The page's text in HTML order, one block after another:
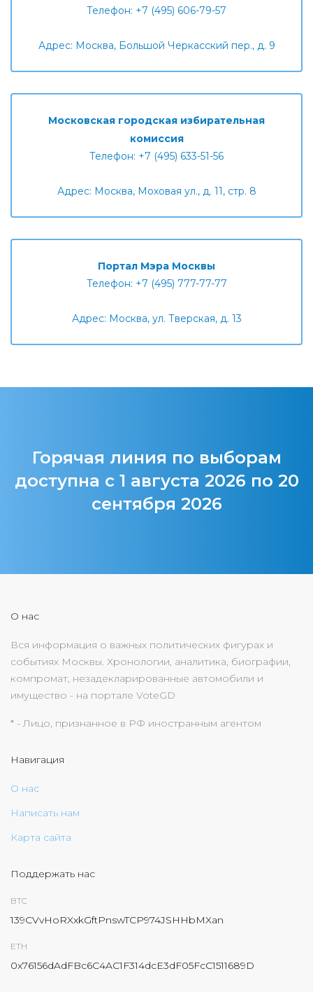
Телефон: +7 (495) 606-79-57
Адрес: Москва, Большой Черкасский пер., д. 9
Московская городская избирательная
комиссия
Телефон: +7 (495) 633-51-56
Адрес: Москва, Моховая ул., д. 11, стр. 8
Портал Мэра Москвы
Телефон: +7 (495) 777-77-77
Адрес: Москва, ул. Тверская, д. 13
Горячая линия по выборам
доступна с 1 августа 2026 по 20
сентября 2026
О нас
Вся информация о важных политических фигурах и
событиях Москвы. Хронологии, аналитика, биографии,
компромат, незадекларированные автомобили и
имущество - на портале VoteGD
* - Лицо, признанное в РФ иностранным агентом
Навигация
О нас
Написать нам
Карта сайта
Поддержать нас
BTC
139CVvHoRXxkGftPnswTCP974JSHHbMXan
ETH
0x76156dAdFBc6C4AC1F314dcE3dF05FcC1511689D